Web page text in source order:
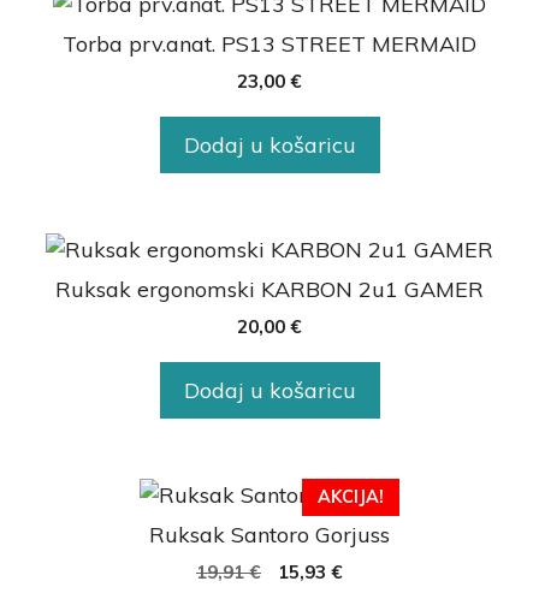
Torba prv.anat. PS13 STREET MERMAID
23,00 €
Dodaj u košaricu
Ruksak ergonomski KARBON 2u1 GAMER
20,00 €
Dodaj u košaricu
AKCIJA!
Ruksak Santoro Gorjuss
19,91€ 15,93 €